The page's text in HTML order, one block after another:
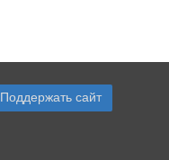
Поддержать сайт